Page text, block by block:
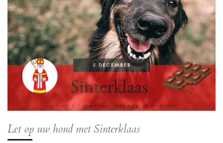
Let op uw hond met Sinterklaas